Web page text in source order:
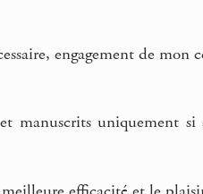
engagement de mon
manuscrits uniquement